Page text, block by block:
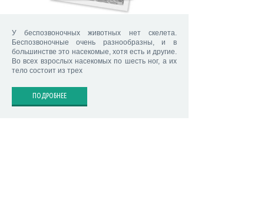
У беспозвоночных животных нет скелета.
Беспозвоночные очень разнообразны, и в
большинстве это насекомые, хотя есть и другие.
Во всех взрослых насекомых по шесть ног, а их
тело состоит из трех
ПОДРОБНЕЕ